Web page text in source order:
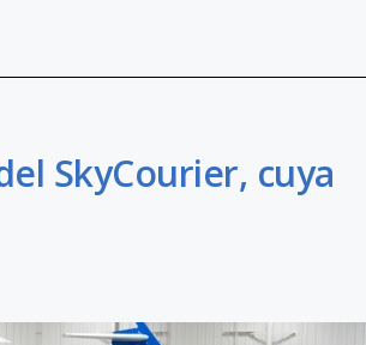
SkyCourier, cuya